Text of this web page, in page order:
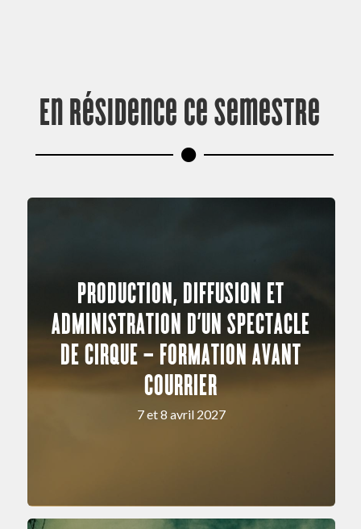
En résidence ce semestre
PRODUCTION, DIFFUSION ET
ADMINISTRATION D’UN SPECTACLE
DE CIRQUE – FORMATION AVANT
COURRIER
7 et 8 avril 2027